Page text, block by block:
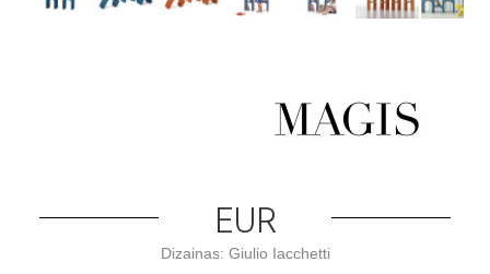
EUR
Dizainas: Giulio Iacchetti